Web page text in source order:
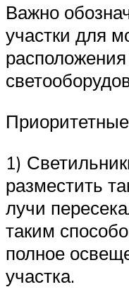
Важно
участки для
1)
разместить
лучи
таким
полное
участка.